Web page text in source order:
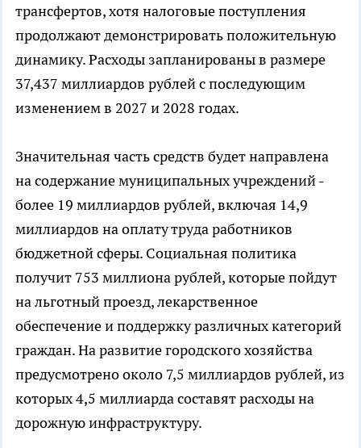
трансфертов, хотя налоговые поступления
продолжают демонстрировать положительную
динамику. Расходы запланированы в размере
37,437 миллиардов рублей с последующим
изменением в 2027 и 2028 годах.
Значительная часть средств будет направлена
на содержание муниципальных учреждений -
более 19 миллиардов рублей, включая 14,9
миллиардов на оплату труда работников
бюджетной сферы. Социальная политика
получит 753 миллиона рублей, которые пойдут
на льготный проезд, лекарственное
обеспечение и поддержку различных категорий
граждан. На развитие городского хозяйства
предусмотрено около 7,5 миллиардов рублей, из
которых 4,5 миллиарда составят расходы на
дорожную инфраструктуру.